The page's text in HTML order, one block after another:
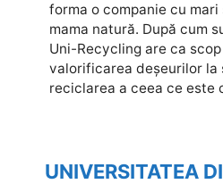
forma o companie cu
mama natură. După cum
Uni-Recycling are ca
valorificarea deșeurilor la
reciclarea a ceea ce este
UNIVERSITATEA